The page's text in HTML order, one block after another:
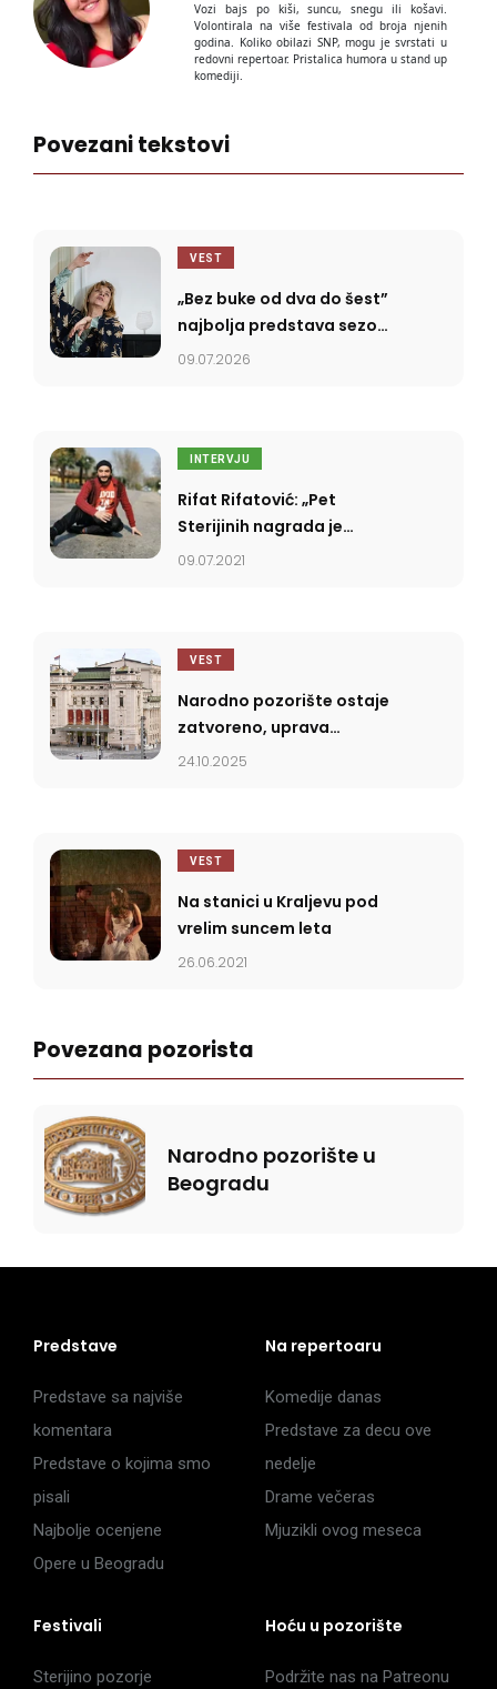
Vozi bajs po kiši, suncu, snegu ili košavi.
Volontirala na više festivala od broja njenih
godina. Koliko obilazi SNP, mogu je svrstati u
redovni repertoar. Pristalica humora u stand up
komediji.
Povezani tekstovi
VEST
„Bez buke od dva do šest”
najbolja predstava sezone
2025/2026
09.07.2026
INTERVJU
Rifat Rifatović: „Pet
Sterijinih nagrada je
ozbiljan istorijski uspeh”
09.07.2021
VEST
Narodno pozorište ostaje
zatvoreno, uprava
najavila gostovanja i u
24.10.2025
VEST
Na stanici u Kraljevu pod
vrelim suncem leta
26.06.2021
Povezana pozorista
Narodno pozorište u
Beogradu
Predstave
Predstave sa najviše
komentara
Predstave o kojima smo
pisali
Najbolje ocenjene
Opere u Beogradu
Na repertoaru
Komedije danas
Predstave za decu ove
nedelje
Drame večeras
Mjuzikli ovog meseca
Festivali
Sterijino pozorje
Hoću u pozorište
Podržite nas na Patreonu